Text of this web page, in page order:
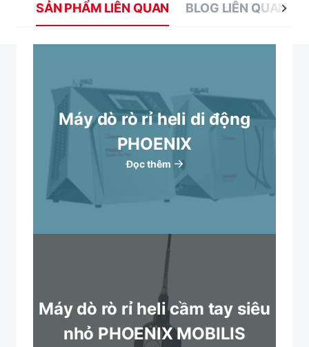
SẢN PHẨM LIÊN QUAN BLOG LIÊN QUAN
Máy dò rò rỉ heli di động
PHOENIX
Đọc thêm
Máy dò rò rỉ heli cầm tay siêu
nhỏ PHOENIX MOBILIS